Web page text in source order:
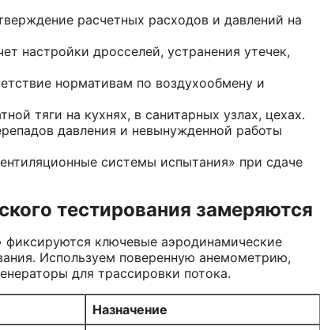
расчетных расходов и давлений на
настройки дросселей, устранения утечек,
нормативам по воздухообмену и
тяги на кухнях, в санитарных узлах, цехах.
давления и невынужденной работы
системы испытания» при сдаче
тестирования замеряются
фиксируются ключевые аэродинамические
Используем поверенную анемометрию,
для трассировки потока.
Назначение